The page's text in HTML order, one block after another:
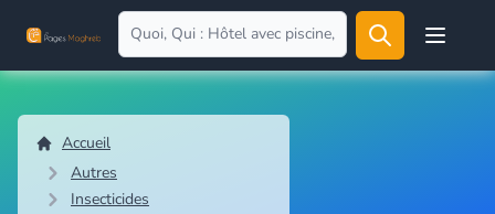
Open
Accueil
Autres
Insecticides